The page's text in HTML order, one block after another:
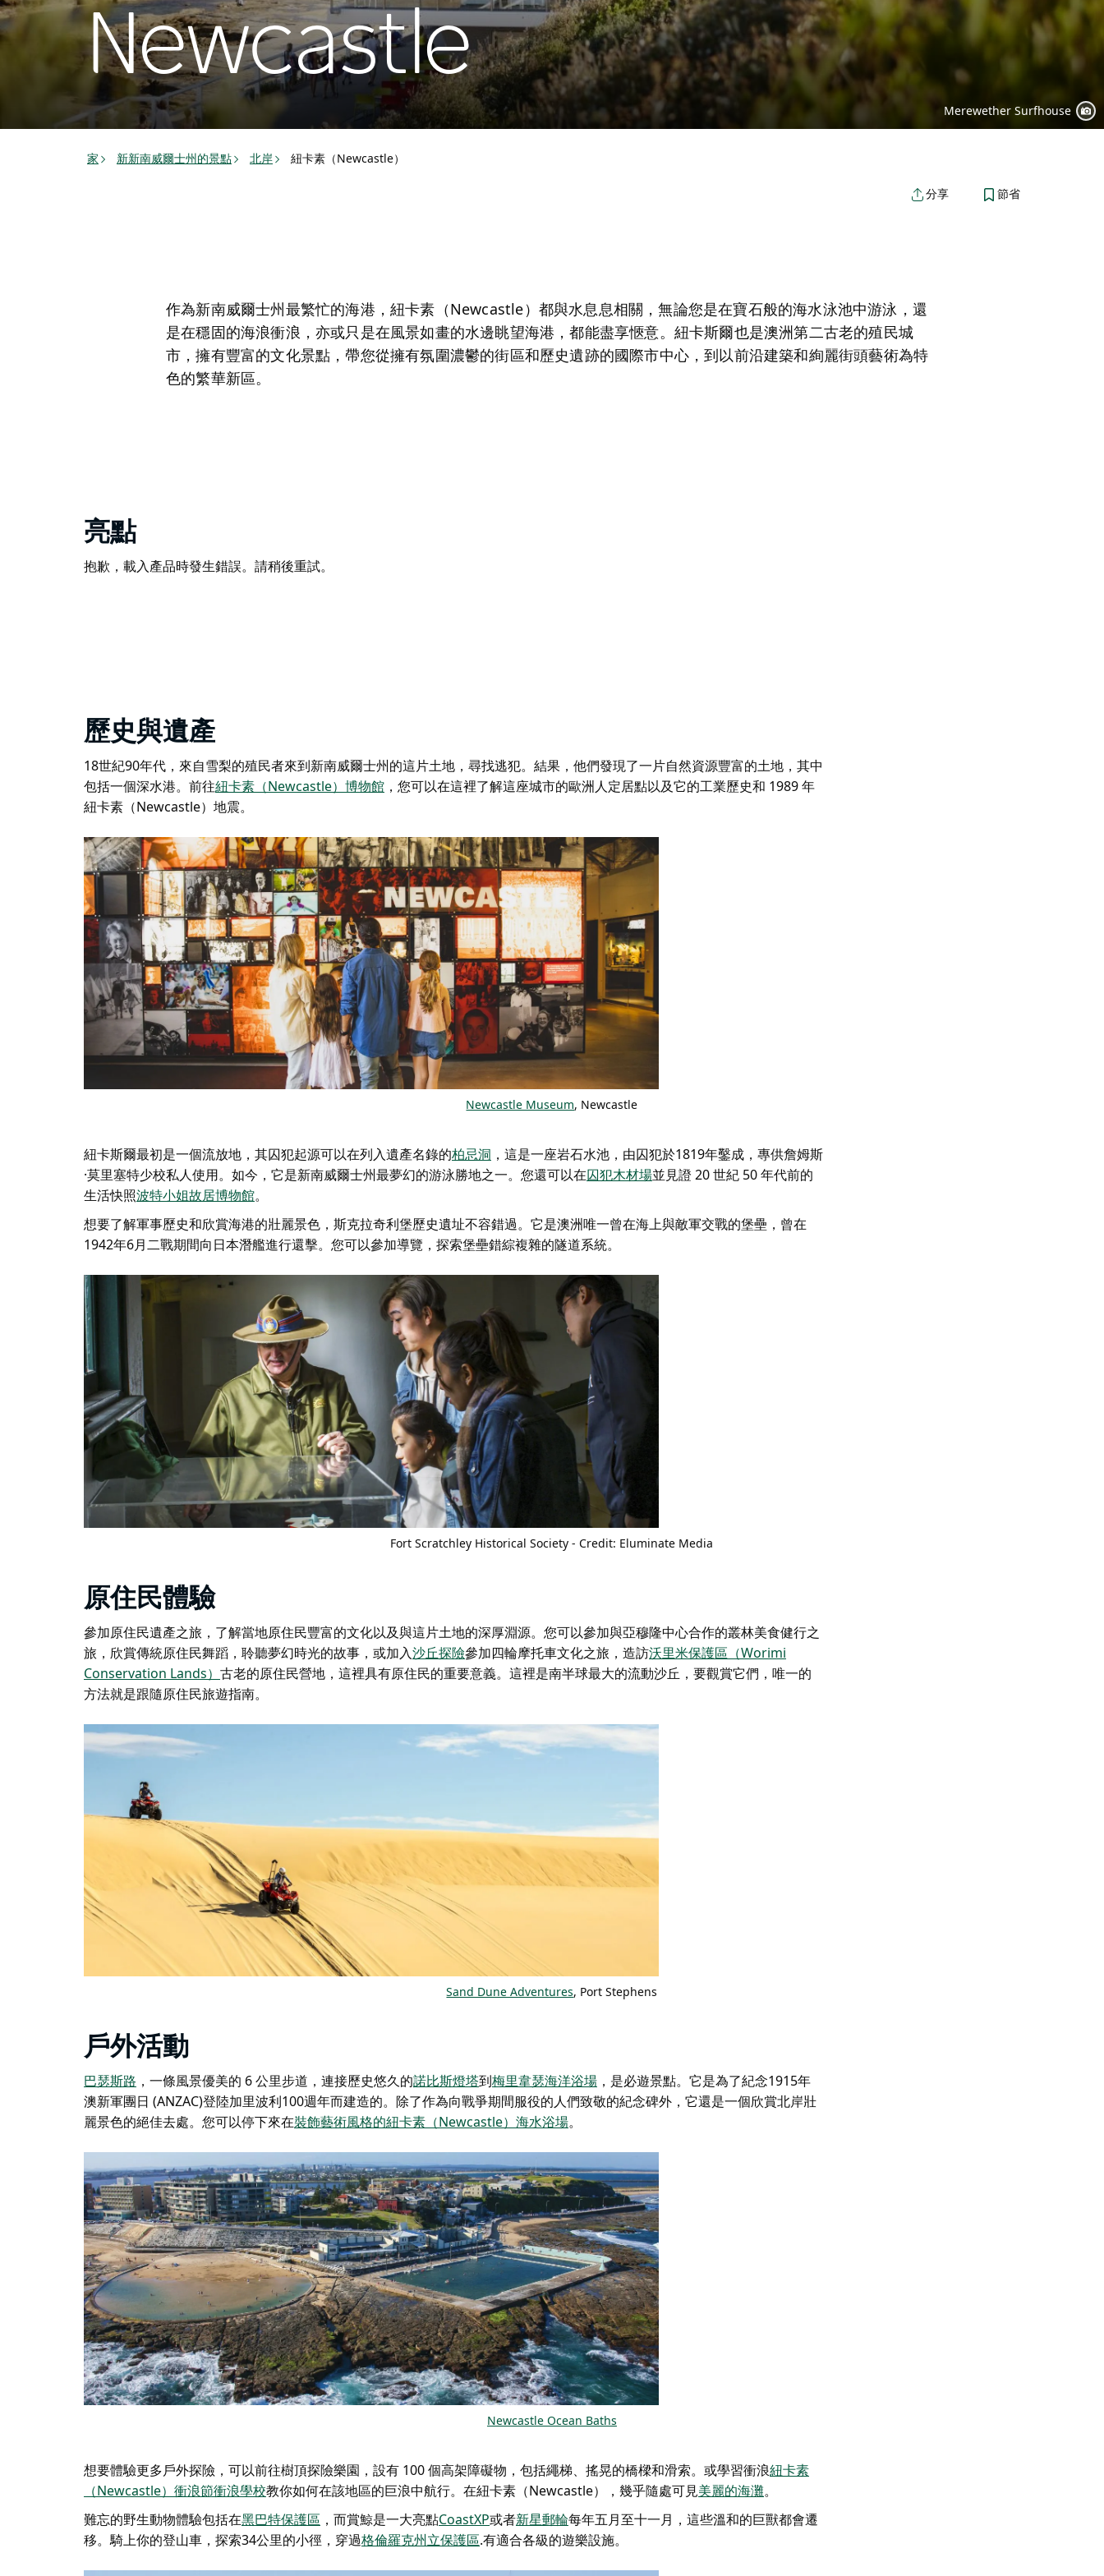
Newcastle
Merewether Surfhouse
家 新新南威爾士州的景點 北岸 紐卡素（Newcastle）
分享 節省
作為新南威爾士州最繁忙的海港，紐卡素（Newcastle）都與水息息相關，無論您是在寶石般的海水泳池中游泳，還
是在穩固的海浪衝浪，亦或只是在風景如畫的水邊眺望海港，都能盡享愜意。紐卡斯爾也是澳洲第二古老的殖民城
市，擁有豐富的文化景點，帶您從擁有氛圍濃鬱的街區和歷史遺跡的國際市中心，到以前沿建築和絢麗街頭藝術為特
色的繁華新區。
亮點
抱歉，載入產品時發生錯誤。請稍後重試。
歷史與遺產
18世紀90年代，來自雪梨的殖民者來到新南威爾士州的這片土地，尋找逃犯。結果，他們發現了一片自然資源豐富的土地，其中
包括一個深水港。前往紐卡素（Newcastle）博物館 ，您可以在這裡了解這座城市的歐洲人定居點以及它的工業歷史和 1989 年
紐卡素（Newcastle）地震。
Newcastle Museum, Newcastle
紐卡斯爾最初是一個流放地，其囚犯起源可以在列入遺產名錄的柏忌洞 ，這是一座岩石水池，由囚犯於1819年鑿成，專供詹姆斯
·莫里塞特少校私人使用。如今，它是新南威爾士州最夢幻的游泳勝地之一。您還可以在囚犯木材場並見證 20 世紀 50 年代前的
生活快照波特小姐故居博物館。
想要了解軍事歷史和欣賞海港的壯麗景色， 斯克拉奇利堡歷史遺址不容錯過。它是澳洲唯一曾在海上與敵軍交戰的堡壘，曾在
1942年6月二戰期間向日本潛艦進行還擊。您可以參加導覽，探索堡壘錯綜複雜的隧道系統。
Fort Scratchley Historical Society - Credit: Eluminate Media
原住民體驗
參加原住民遺產之旅，了解當地原住民豐富的文化以及與這片土地的深厚淵源。您可以參加與亞穆隆中心合作的叢林美食健行之
旅，欣賞傳統原住民舞蹈，聆聽夢幻時光的故事，或加入沙丘探險參加四輪摩托車文化之旅，造訪沃里米保護區（Worimi
Conservation Lands） 古老的原住民營地，這裡具有原住民的重要意義。這裡是南半球最大的流動沙丘，要觀賞它們，唯一的
方法就是跟隨原住民旅遊指南。
Sand Dune Adventures, Port Stephens
戶外活動
巴瑟斯路 ，一條風景優美的 6 公里步道，連接歷史悠久的諾比斯燈塔到梅里韋瑟海洋浴場 ，是必遊景點。它是為了紀念1915年
澳新軍團日 (ANZAC)登陸加里波利100週年而建造的。除了作為向戰爭期間服役的人們致敬的紀念碑外，它還是一個欣賞北岸壯
麗景色的絕佳去處。您可以停下來在裝飾藝術風格的紐卡素（Newcastle）海水浴場。
Newcastle Ocean Baths
想要體驗更多戶外探險，可以前往樹頂探險樂園 ，設有 100 個高架障礙物，包括繩梯、搖晃的橋樑和滑索。或學習衝浪紐卡素
（Newcastle）衝浪節衝浪學校教你如何在該地區的巨浪中航行。在紐卡素（Newcastle），幾乎隨處可見美麗的海灘。
難忘的野生動物體驗包括在黑巴特保護區 ，而賞鯨是一大亮點CoastXP或者新星郵輪每年五月至十一月，這些溫和的巨獸都會遷
移。騎上你的登山車，探索34公里的小徑，穿過格倫羅克州立保護區.有適合各級的遊樂設施。